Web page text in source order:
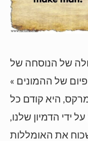
של הנוסחה של
של ההמונים »
היא קודם כל
ידי הדמיון שלנו,
את האומללות